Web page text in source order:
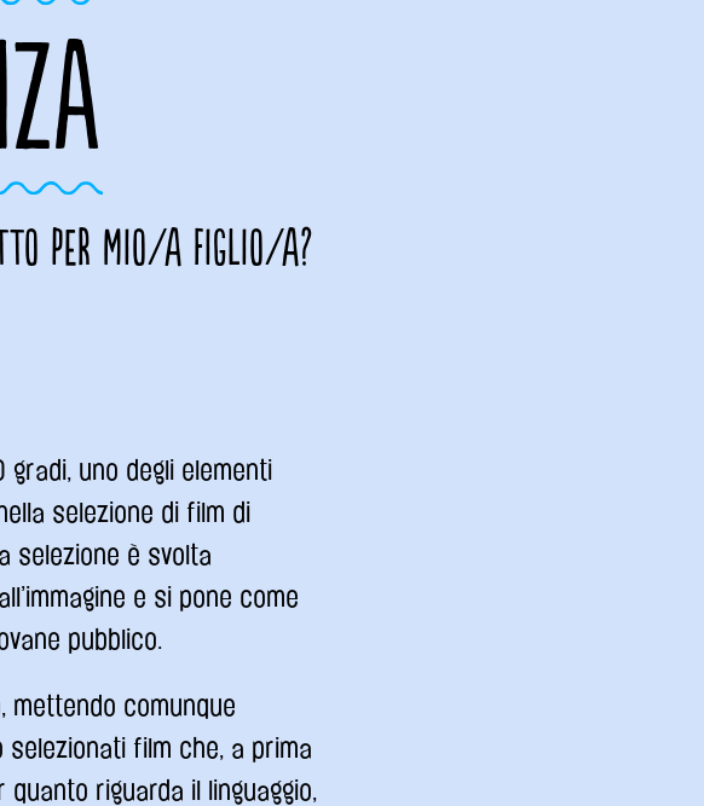
per mio/a figlio/a?
uno degli elementi
selezione di film di
selezione è svolta
e si pone come
pubblico.
mettendo comunque
selezionati film che, a prima
riguarda il linguaggio,